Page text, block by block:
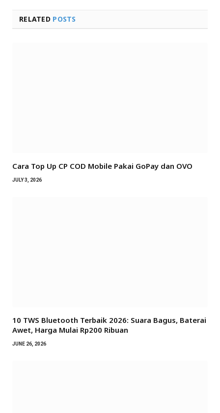
RELATED POSTS
Cara Top Up CP COD Mobile Pakai GoPay dan OVO
JULY 3, 2026
10 TWS Bluetooth Terbaik 2026: Suara Bagus, Baterai
Awet, Harga Mulai Rp200 Ribuan
JUNE 26, 2026